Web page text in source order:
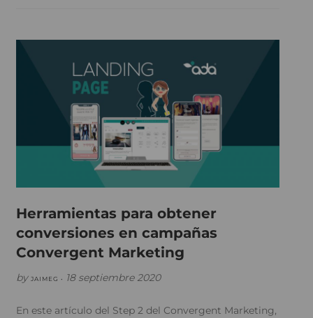
Herramientas para obtener
conversiones en campañas
Convergent Marketing
by JAIMEG • 18 septiembre 2020
En este artículo del Step 2 del Convergent Marketing,